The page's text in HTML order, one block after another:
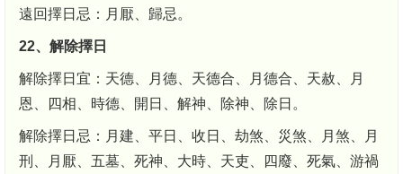
遠回擇日忌：月厭、歸忌。
22、解除擇日
解除擇日宜：天德、月德、天德合、月德合、天赦、月
恩、四相、時德、開日、解神、除神、除日。
解除擇日忌：月建、平日、收日、劫煞、災煞、月煞、月
刑、月厭、五墓、死神、大時、天吏、四廢、死氣、游禍